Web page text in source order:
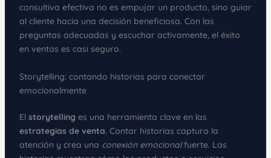
consultiva efectiva no es empujar un producto, sino guiar
al cliente hacia una decisión beneficiosa. Con las
preguntas adecuadas y escuchar activamente, el éxito
en ventas es casi seguro.
Storytelling: contando historias para conectar
emocionalmente
El storytelling es una herramienta clave en las
estrategias de venta. Contar historias captura la
atención y crea una conexión emocionalfuerte. Las